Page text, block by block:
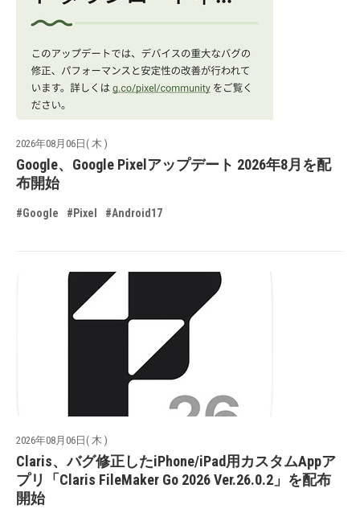
2026年08月06日( 木 )
Google、Google Pixelアップデート 2026年8月を配
布開始
#Google #Pixel #Android17
2026年08月06日( 木 )
Claris、バグ修正したiPhone/iPad用カスタムAppア
プリ「Claris FileMaker Go 2026 Ver.26.0.2」を配布
開始